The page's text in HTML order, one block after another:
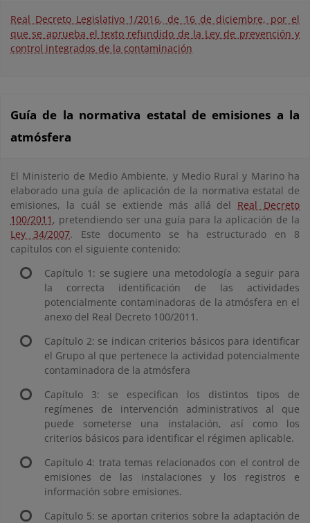
Real Decreto Legislativo 1/2016, de 16 de diciembre, por el
que se aprueba el texto refundido de la Ley de prevención y
control integrados de la contaminación
Guía de la normativa estatal de emisiones a la
atmósfera
El Ministerio de Medio Ambiente, y Medio Rural y Marino ha
elaborado una guía de aplicación de la normativa estatal de
emisiones, la cuál se extiende más allá del Real Decreto
100/2011 , pretendiendo ser una guía para la aplicación de la
Ley 34/2007. Este documento se ha estructurado en 8
capítulos con el siguiente contenido:
Capítulo 1: se sugiere una metodología a seguir para
la correcta identificación de las actividades
potencialmente contaminadoras de la atmósfera en el
anexo del Real Decreto 100/2011.
Capítulo 2: se indican criterios básicos para identificar
el Grupo al que pertenece la actividad potencialmente
contaminadora de la atmósfera
Capítulo 3: se especifican los distintos tipos de
regímenes de intervención administrativos al que
puede someterse una instalación, así como los
criterios básicos para identificar el régimen aplicable.
Capítulo 4: trata temas relacionados con el control de
emisiones de las instalaciones y los registros e
información sobre emisiones.
Capítulo 5: se aportan criterios sobre la adaptación de